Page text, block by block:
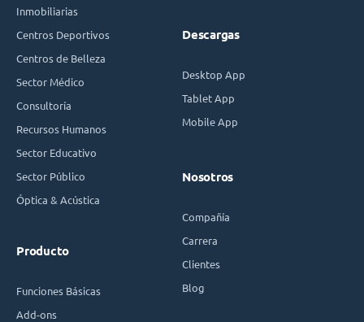
Inmobiliarias
Centros Deportivos
Centros de Belleza
Sector Médico
Consultoría
Recursos Humanos
Sector Educativo
Sector Público
Óptica & Acústica
Producto
Funciones Básicas
Add-ons
Descargas
Desktop App
Tablet App
Mobile App
Nosotros
Compañía
Carrera
Clientes
Blog